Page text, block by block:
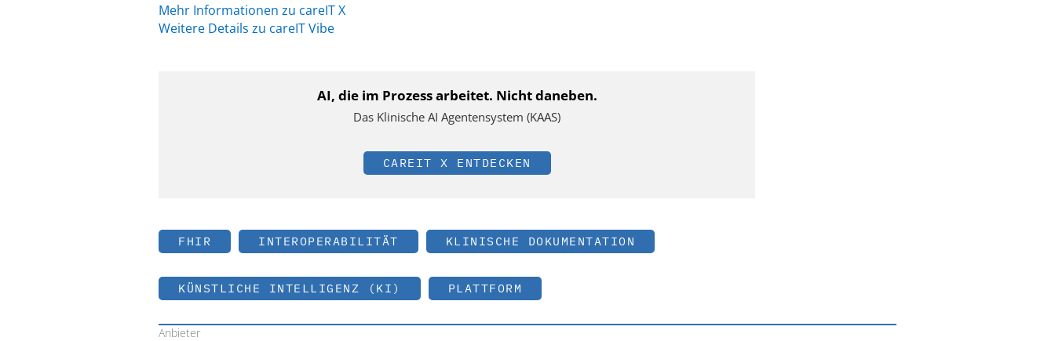
Mehr Informationen zu careIT X
Weitere Details zu careIT Vibe
AI, die im Prozess arbeitet. Nicht daneben.
Das Klinische AI Agentensystem (KAAS)
CAREIT X ENTDECKEN
FHIR INTEROPERABILITÄT KLINISCHE DOKUMENTATION
KÜNSTLICHE INTELLIGENZ (KI) PLATTFORM
Anbieter